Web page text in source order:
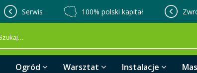
Serwis 100% polski kapitał
Ogród Warsztat Instalacje